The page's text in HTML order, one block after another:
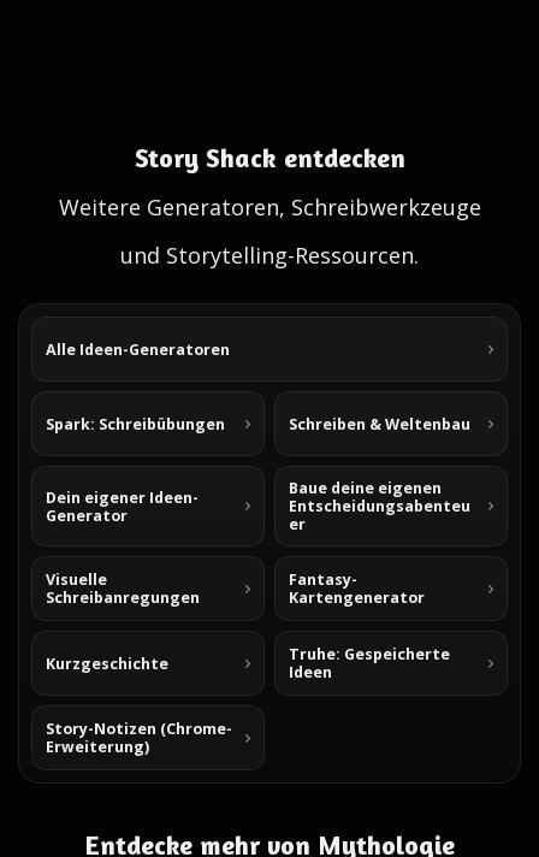
Story Shack entdecken
Weitere Generatoren, Schreibwerkzeuge
und Storytelling-Ressourcen.
Alle Ideen-Generatoren
Spark: Schreibübungen Schreiben & Weltenbau
Dein eigener Ideen-
Generator
Baue deine eigenen
Entscheidungsabenteu
er
Visuelle
Schreibanregungen
Fantasy-
Kartengenerator
Kurzgeschichte
Truhe: Gespeicherte
Ideen
Story-Notizen (Chrome-
Erweiterung)
Entdecke mehr von Mythologie